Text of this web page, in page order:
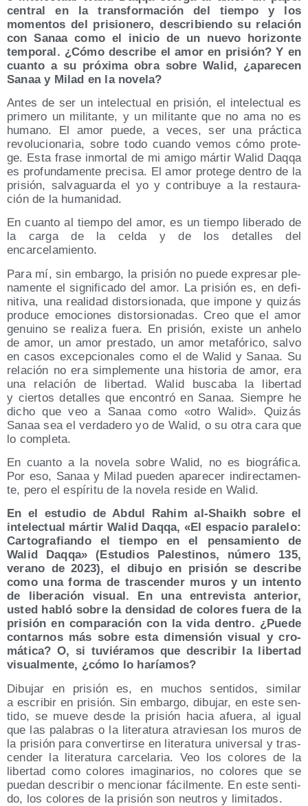
cen­tral en la trans­for­ma­ción del tiem­po y los
momen­tos del pri­sio­ne­ro, des­cri­bien­do su rela­ción
con Sanaa como el ini­cio de un nue­vo hori­zon­te
tem­po­ral. ¿Cómo des­cri­be el amor en pri­sión? Y en
cuan­to a su pró­xi­ma obra sobre Walid, ¿apa­re­cen
Sanaa y Milad en la novela?
Antes de ser un inte­lec­tual en pri­sión, el inte­lec­tual es
pri­me­ro un mili­tan­te, y un mili­tan­te que no ama no es
humano. El amor pue­de, a veces, ser una prác­ti­ca
revo­lu­cio­na­ria, sobre todo cuan­do vemos cómo pro­te­
ge. Esta fra­se inmor­tal de mi ami­go már­tir Walid Daq­qa
es pro­fun­da­men­te pre­ci­sa. El amor pro­te­ge den­tro de la
pri­sión, sal­va­guar­da el yo y con­tri­bu­ye a la res­tau­ra­
ción de la humanidad.
En cuan­to al tiem­po del amor, es un tiem­po libe­ra­do de
la car­ga de la cel­da y de los deta­lles del
encarcelamiento.
Para mí, sin embar­go, la pri­sión no pue­de expre­sar ple­
na­men­te el sig­ni­fi­ca­do del amor. La pri­sión es, en defi­
ni­ti­va, una reali­dad dis­tor­sio­na­da, que impo­ne y qui­zás
pro­du­ce emo­cio­nes dis­tor­sio­na­das. Creo que el amor
genuino se rea­li­za fue­ra. En pri­sión, exis­te un anhe­lo
de amor, un amor pres­ta­do, un amor meta­fó­ri­co, sal­vo
en casos excep­cio­na­les como el de Walid y Sanaa. Su
rela­ción no era sim­ple­men­te una his­to­ria de amor, era
una rela­ción de liber­tad. Walid bus­ca­ba la liber­tad
y cier­tos deta­lles que encon­tró en Sanaa. Siem­pre he
dicho que veo a Sanaa como «otro Walid». Qui­zás
Sanaa sea el ver­da­de­ro yo de Walid, o su otra cara que
lo completa.
En cuan­to a la nove­la sobre Walid, no es bio­grá­fi­ca.
Por eso, Sanaa y Milad pue­den apa­re­cer indi­rec­ta­men­
te, pero el espí­ri­tu de la nove­la resi­de en Walid.
En el estu­dio de Abdul Rahim al-Shaikh sobre el
inte­lec­tual már­tir Walid Daq­qa, «El espa­cio para­le­lo:
Car­to­gra­fian­do el tiem­po en el pen­sa­mien­to de
Walid Daq­qa» (Estu­dios Pales­ti­nos, núme­ro 135,
verano de 2023), el dibu­jo en pri­sión se des­cri­be
como una for­ma de tras­cen­der muros y un inten­to
de libe­ra­ción visual. En una entre­vis­ta ante­rior,
usted habló sobre la den­si­dad de colo­res fue­ra de la
pri­sión en com­pa­ra­ción con la vida den­tro. ¿Pue­de
con­tar­nos más sobre esta dimen­sión visual y cro­
má­ti­ca? O, si tuvié­ra­mos que des­cri­bir la liber­tad
visual­men­te, ¿cómo lo haríamos?
Dibu­jar en pri­sión es, en muchos sen­ti­dos, simi­lar
a escri­bir en pri­sión. Sin embar­go, dibu­jar, en este sen­
ti­do, se mue­ve des­de la pri­sión hacia afue­ra, al igual
que las pala­bras o la lite­ra­tu­ra atra­vie­san los muros de
la pri­sión para con­ver­tir­se en lite­ra­tu­ra uni­ver­sal y tras­
cen­der la lite­ra­tu­ra car­ce­la­ria. Veo los colo­res de la
liber­tad como colo­res ima­gi­na­rios, no colo­res que se
pue­dan des­cri­bir o men­cio­nar fácil­men­te. En este sen­ti­
do, los colo­res de la pri­sión son neu­tros y limitados.